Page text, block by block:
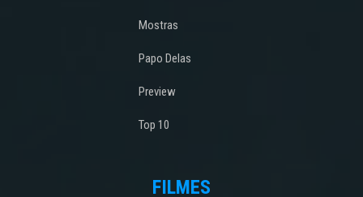
Mostras
Papo Delas
Preview
Top 10
FILMES